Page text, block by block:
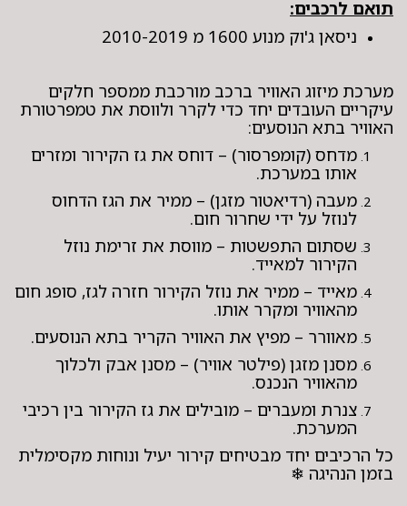
תואם לרכבים:
ניסאן ג'וק מנוע 1600 מ 2010-2019
מערכת מיזוג האוויר ברכב מורכבת ממספר חלקים
עיקריים העובדים יחד כדי לקרר ולווסת את טמפרטורת
האוויר בתא הנוסעים:
מדחס (קומפרסור) – דוחס את גז הקירור ומזרים
אותו במערכת.
מעבה (רדיאטור מזגן) – ממיר את הגז הדחוס
לנוזל על ידי שחרור חום.
שסתום התפשטות – מווסת את זרימת נוזל
הקירור למאייד.
מאייד – ממיר את נוזל הקירור חזרה לגז, סופג חום
מהאוויר ומקרר אותו.
מאוורר – מפיץ את האוויר הקריר בתא הנוסעים.
מסנן מזגן (פילטר אוויר) – מסנן אבק ולכלוך
מהאוויר הנכנס.
צנרת ומעברים – מובילים את גז הקירור בין רכיבי
המערכת.
כל הרכיבים יחד מבטיחים קירור יעיל ונוחות מקסימלית
בזמן הנהיגה ❄